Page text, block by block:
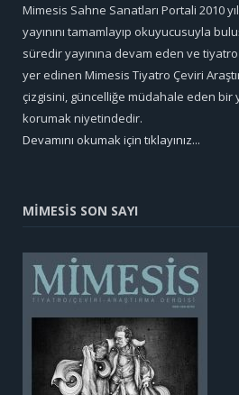
Mimesis Sahne Sanatları Portali 2010
yayınını tamamlayıp okuyucusuyla
süredir yayınına devam eden ve
yer edinen Mimesis Tiyatro Çeviri
çizgisini, güncelliğe müdahale eden bir
korumak niyetindedir.
Devamını okumak için tıklayınız...
MİMESİS SON SAYI